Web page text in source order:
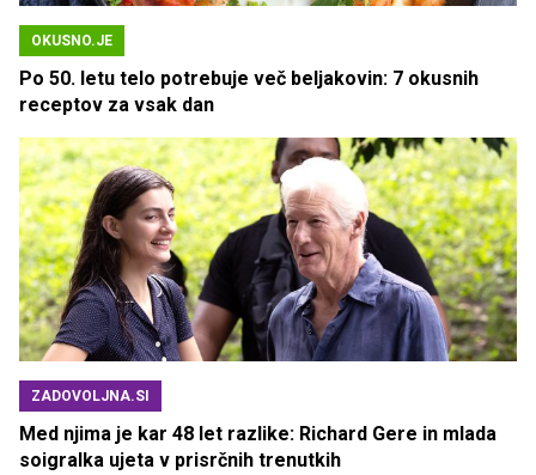
OKUSNO.JE
Po 50. letu telo potrebuje več beljakovin: 7 okusnih
receptov za vsak dan
ZADOVOLJNA.SI
Med njima je kar 48 let razlike: Richard Gere in mlada
soigralka ujeta v prisrčnih trenutkih